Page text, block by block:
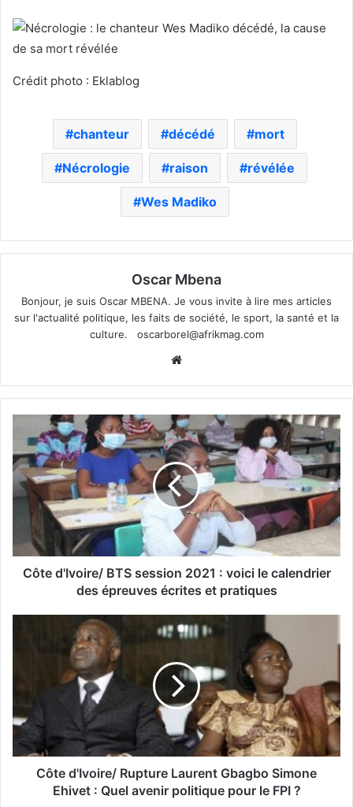
Crédit photo : Eklablog
chanteur décédé mort
Nécrologie raison révélée
Wes Madiko
Oscar Mbena
Bonjour, je suis Oscar MBENA. Je vous invite à lire mes articles
sur l'actualité politique, les faits de société, le sport, la santé et la
culture. oscarborel@afrikmag.com
Côte d'Ivoire/ BTS session 2021 : voici le calendrier
des épreuves écrites et pratiques
Côte d'Ivoire/ Rupture Laurent Gbagbo Simone
Ehivet : Quel avenir politique pour le FPI ?